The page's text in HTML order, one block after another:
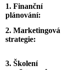
1. Finanční
plánování:
2. Marketingová
strategie:
3. Školení